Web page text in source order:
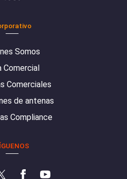
Somos
Comercial
Comerciales
de antenas
Compliance